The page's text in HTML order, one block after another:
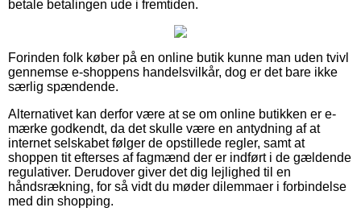
betale betalingen ude i fremtiden.
Forinden folk køber på en online butik kunne man uden tvivl
gennemse e-shoppens handelsvilkår, dog er det bare ikke
særlig spændende.
Alternativet kan derfor være at se om online butikken er e-
mærke godkendt, da det skulle være en antydning af at
internet selskabet følger de opstillede regler, samt at
shoppen tit efterses af fagmænd der er indført i de gældende
regulativer. Derudover giver det dig lejlighed til en
håndsrækning, for så vidt du møder dilemmaer i forbindelse
med din shopping.